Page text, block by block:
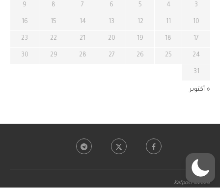
3
4
5
6
7
8
9
10
11
12
13
14
15
16
17
18
19
20
21
22
23
24
25
26
27
28
29
30
31
« أكتوبر
Kafpost ©2024